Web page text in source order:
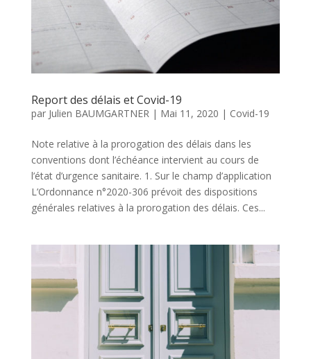
Report des délais et Covid-19
par Julien BAUMGARTNER| Mai 11, 2020 | Covid-19
Note relative à la prorogation des délais dans les
conventions dont l’échéance intervient au cours de
l’état d’urgence sanitaire. 1. Sur le champ d’application
L’Ordonnance n°2020-306 prévoit des dispositions
générales relatives à la prorogation des délais. Ces...